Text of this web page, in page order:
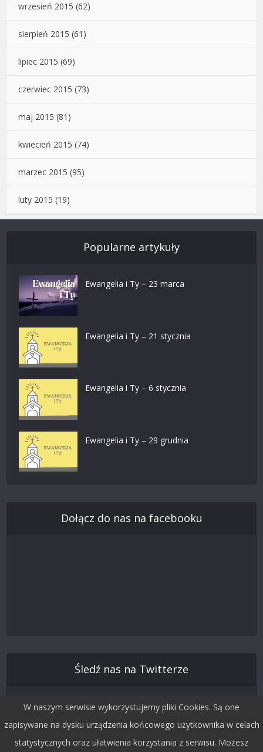
wrzesień 2015 (62)
sierpień 2015 (61)
lipiec 2015 (69)
czerwiec 2015 (73)
maj 2015 (81)
kwiecień 2015 (74)
marzec 2015 (95)
luty 2015 (19)
Popularne artykuły
Ewangelia i Ty – 23 marca
Ewangelia i Ty – 21 stycznia
Ewangelia i Ty – 6 stycznia
Ewangelia i Ty – 29 grudnia
Dołącz do nas na facebooku
Śledź nas na Twitterze
W naszym serwisie wykorzystujemy pliki Cookies. Są one
zapisywane na dysku urządzenia końcowego użytkownika w celach
statystycznych oraz ułatwienia korzystania z serwisu. Możesz